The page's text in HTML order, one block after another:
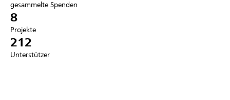
Anmelden
gesammelte Spenden
8
Projekte
212
Unterstützer